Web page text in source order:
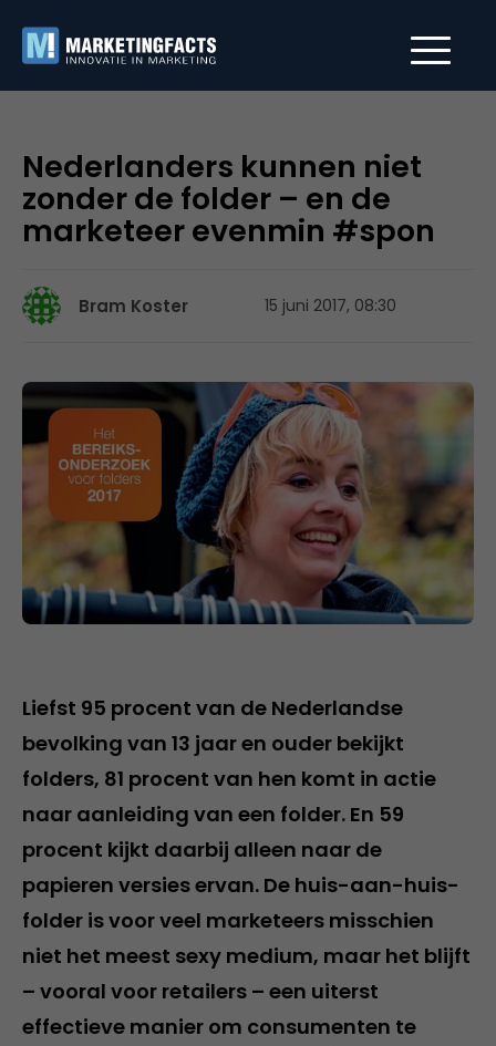
Nederlanders kunnen niet
zonder de folder – en de
marketeer evenmin #spon
Bram Koster 15 juni 2017, 08:30
Liefst 95 procent van de Nederlandse
bevolking van 13 jaar en ouder bekijkt
folders, 81 procent van hen komt in actie
naar aanleiding van een folder. En 59
procent kijkt daarbij alleen naar de
papieren versies ervan. De huis-aan-huis-
folder is voor veel marketeers misschien
niet het meest sexy medium, maar het blijft
– vooral voor retailers – een uiterst
effectieve manier om consumenten te